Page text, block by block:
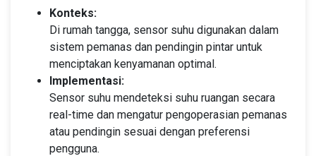
Konteks:
Di rumah tangga, sensor suhu digunakan dalam
sistem pemanas dan pendingin pintar untuk
menciptakan kenyamanan optimal.
Implementasi:
Sensor suhu mendeteksi suhu ruangan secara
real-time dan mengatur pengoperasian pemanas
atau pendingin sesuai dengan preferensi
pengguna.